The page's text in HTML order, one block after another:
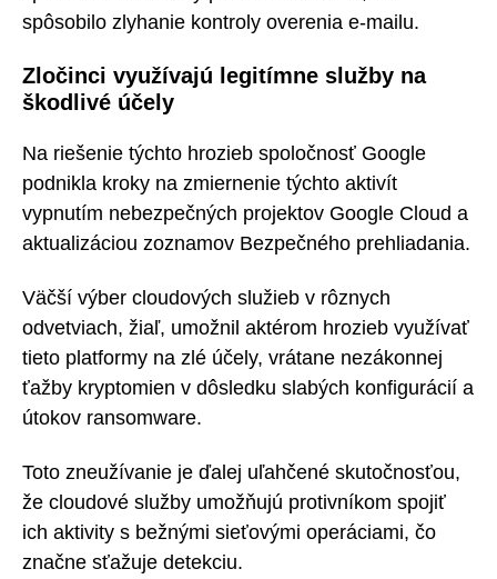
spôsobilo zlyhanie kontroly overenia e-mailu.
Zločinci využívajú legitímne služby na
škodlivé účely
Na riešenie týchto hrozieb spoločnosť Google
podnikla kroky na zmiernenie týchto aktivít
vypnutím nebezpečných projektov Google Cloud a
aktualizáciou zoznamov Bezpečného prehliadania.
Väčší výber cloudových služieb v rôznych
odvetviach, žiaľ, umožnil aktérom hrozieb využívať
tieto platformy na zlé účely, vrátane nezákonnej
ťažby kryptomien v dôsledku slabých konfigurácií a
útokov ransomware.
Toto zneužívanie je ďalej uľahčené skutočnosťou,
že cloudové služby umožňujú protivníkom spojiť
ich aktivity s bežnými sieťovými operáciami, čo
značne sťažuje detekciu.